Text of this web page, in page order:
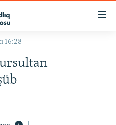
16:28